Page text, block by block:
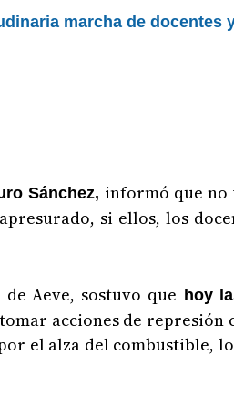
marcha de docentes
Sánchez, informó que no
si ellos, los
Aeve, sostuvo que hoy
acciones de
el alza del combustible,